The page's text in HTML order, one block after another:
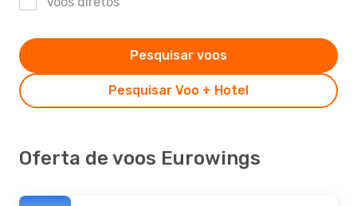
Pesquisar Voo + Hotel
Pesquisar voos
Oferta de voos Eurowings